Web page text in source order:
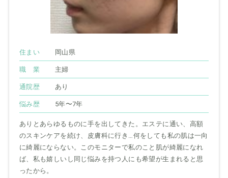
住まい 岡山県
職 業 主婦
通院歴 あり
悩み歴 5年〜7年
ありとあらゆるものに手を出してきた。エステに通い、高額
のスキンケアを続け、皮膚科に行き…何をしても私の肌は一向
に綺麗にならない。このモニターで私のこと肌が綺麗になれ
ば、私も嬉しいし同じ悩みを持つ人にも希望が生まれると思
ったから。